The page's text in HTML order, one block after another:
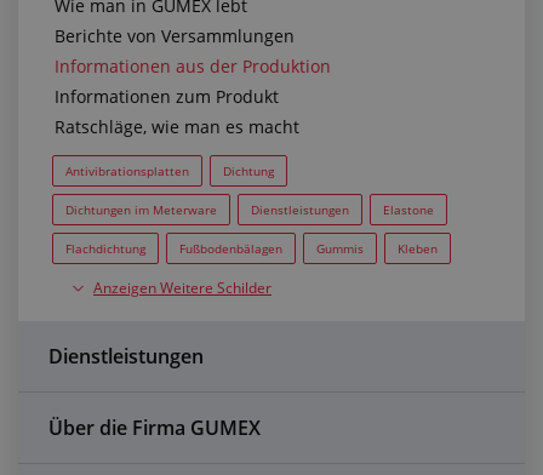
Transportbänder und Montage
Weitere Gummi- und Kunststoffprodukte
Anfragezentrum
Alles über den Einkauf
Über uns
Wie man in GUMEX lebt
Berichte von Versammlungen
Informationen aus der Produktion
Informationen zum Produkt
Ratschläge, wie man es macht
Antivibrationsplatten Dichtung
Dichtungen im Meterware Dienstleistungen Elastone
Flachdichtung Fußbodenbälagen Gummis Kleben
koncovky z nerezu Kupplungen
Transportbänder
Anzeigen Weitere Schilder
Dienstleistungen
Über die Firma GUMEX